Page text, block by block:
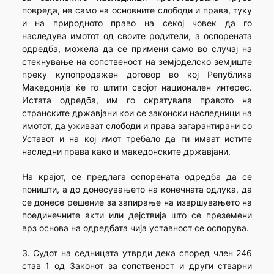
повреда, не само на основните слободи и права, туку
и на природното право на секој човек да го
наследува имотот од своите родители, а оспорената
одредба, можела да се примени само во случај на
стекнување на сопственост на земјоделско земјиште
преку купопродажен договор во кој Република
Македонија ќе го штити својот национален интерес.
Истата одредба, им го скратувала правото на
странските државјани кои се законски наследници на
имотот, да уживаат слободи и права загарантирани со
Уставот и на кој имот требало да ги имаат истите
наследни права како и македонските државјани.
На крајот, се предлага оспорената одредба да се
поништи, а до донесувањето на конечната одлука, да
се донесе решение за запирање на извршувањето на
поединечните акти или дејствија што се преземени
врз основа на одредбата чија уставност се оспорува.
3. Судот на седницата утврди дека според член 246
став 1 од Законот за сопственост и други стварни